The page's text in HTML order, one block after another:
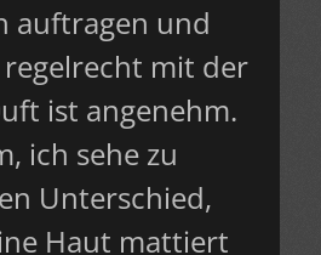
auftragen und
mit der
ist angenehm.
ich sehe zu
Unterschied,
Haut mattiert